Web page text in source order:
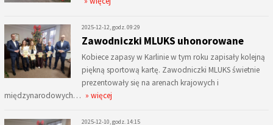
2025-12-12, godz. 09:29
Zawodniczki MLUKS uhonorowane
Kobiece zapasy w Karlinie w tym roku zapisały kolejną
piękną sportową kartę. Zawodniczki MLUKS świetnie
prezentowały się na arenach krajowych i
międzynarodowych… » więcej
2025-12-10, godz. 14:15